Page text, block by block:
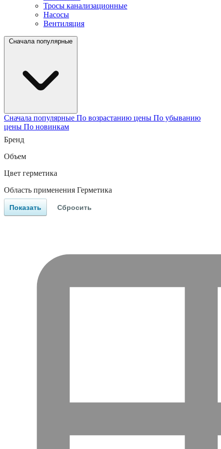
Тросы канализационные
Насосы
Вентиляция
Сначала популярные
Сначала популярные По возрастанию цены По убыванию
цены По новинкам
Бренд
Объем
Цвет герметика
Область применения Герметика